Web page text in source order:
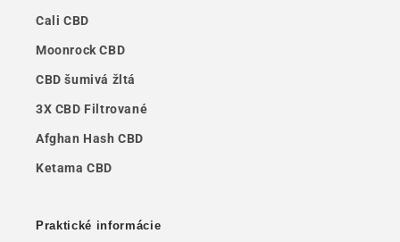
Cali CBD
Moonrock CBD
CBD šumivá žltá
3X CBD Filtrované
Afghan Hash CBD
Ketama CBD
Praktické informácie